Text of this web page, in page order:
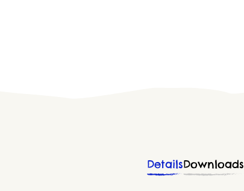
DetailsDownloads